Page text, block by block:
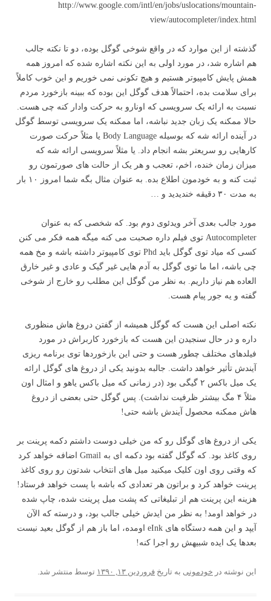
http://www.google.com/intl/en/jobs/uslocations/mountain-
view/autocompleter/index.html
گذشته از این موارد که در واقع شوخی گوگل بوده، دو تا نکته جالب
هم اشاره شد، در مورد اولی به این نکته اشاره شده که امروز همه
همش پایش کامپیوتر هستیم و هیچ تکونی نمی خوریم و این خوب کاملاً
برای سلامت بده، احتمالاً هدف گوگل این بوده که ببینه بازخورد مردم
نسبت به ارائه یک سرویسی که اونارو به حرکت وادار کنه چی هست.
حالا ممکنه یک زبان جدید نباشه، اما ممکنه یک سرویسی توسط گوگل
در آینده ارائه شه که بوسیله Body Language یا مثلاً حرکت صورت
کارهایی رو سریعتر بشه انجام داد. یا مثلاً سرویسی ارائه شه که
میزان زمان خنده، اخم، تعجب و هر یک از حالت های صورتمون رو
ثبت کنه و به خودمون اطلاع بده. به عنوان مثال بگه شما امروز ۱۰ بار
به مدت ۳۰ دقیقه خندیدید و …
مورد جالب بعدی آخر ویدئوی دوم بود. که شخصی که به عنوان
Autocompleter توی فیلم داره صحبت می کنه میگه همه فکر می کنن
کسی که میاد توی گوگل باید Phd توی کامپیوتر داشته باشه و مخ همه
چی باشه، اما ما توی گوگل به آدم هایی غیر گیک و عادی و غیر خارق
العاده هم نیاز داریم. به نظر من گوگل این مطلب رو خارج از شوخی
گفته و یه جور پیام هست.
نکته اصلی این هست که گوگل همیشه از گفتن دروغ هاش منظوری
داره و در حال سنجیدن این هست که بازخورد کاربراش در مورد
فیلدهای مختلف چطور هست و حتی این بازخوردها توی برنامه ریزی
آیندش تأثیر خواهد داشت. جالبه بدونید یکی از دروغ های گوگل ارائه
یک میل باکس ۲ گیگی بود (در زمانی که میل باکس یاهو و امثال اون
مثلاً ۴ مگ بیشتر ظرفیت نداشت). پس گوگل حتی بعضی از دروغ
هاش ممکنه محصول آیندش باشه حتی!
یکی از دروغ های گوگل رو که من خیلی دوست داشتم دکمه پرینت بر
روی کاغذ بود. که گوگل گفته بود دکمه ای به Gmail اضافه خواهد کرد
که وقتی روی اون کلیک میکنید میل های انتخاب شدتون رو روی کاغذ
پرینت خواهد کرد و براتون هر تعدادی که باشه با پست خواهد فرستاد!
هزینه این پرینت هم از تبلیغاتی که پشت میل پرینت شده، چاپ شده
در خواهد اومد! به نظر من ایدش خیلی جالب بود، و درسته که الآن
آیپد و این همه دستگاه های eInk اومده، اما باز هم از گوگل بعید نیست
بعدها یک ایده شبیهش رو اجرا کنه!
این نوشته در خودمونی به تاریخ فروردین ۱۳, ۱۳۹۰ توسط منتشر شد.